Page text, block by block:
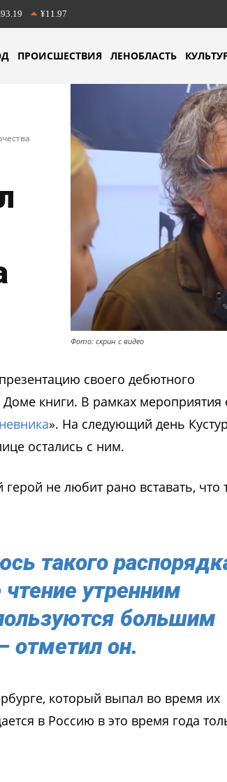
¥11.97
ПРОИСШЕСТВИЯ ЛЕНОБЛАСТЬ
Фото: скрин с видео
своего дебютного
книги. В рамках мероприятия
». На следующий день
остались с ним.
не любит рано вставать, что
такого
утренним
большим
отметил он.
который выпал во время их
в Россию в это время года